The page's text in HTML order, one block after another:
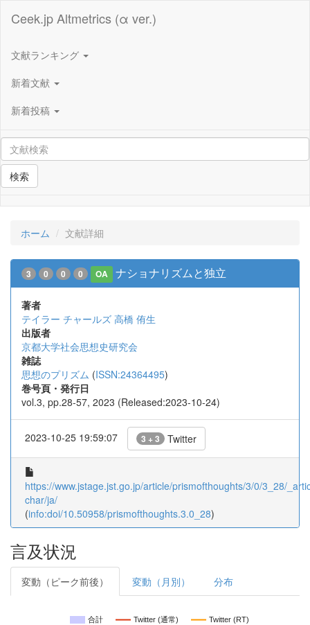
Ceek.jp Altmetrics (α ver.)
文献ランキング
新着文献
新着投稿
検索
ホーム 文献詳細
3 0 0 0 OA ナショナリズムと独立
著者
テイラー チャールズ 高橋 侑生
出版者
京都大学社会思想史研究会
雑誌
思想のプリズム (ISSN:24364495)
巻号頁・発行日
vol.3, pp.28-57, 2023 (Released:2023-10-24)
2023-10-25 19:59:07 3 + 3 Twitter
https://www.jstage.jst.go.jp/article/prismofthoughts/3/0/3_28/
char/ja/
(info:doi/10.50958/prismofthoughts.3.0_28)
言及状況
変動（ピーク前後） 変動（月別） 分布
合計 Twitter (通常) Twitter (RT)